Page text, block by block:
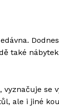
také
vyznačuje
ale i jiné